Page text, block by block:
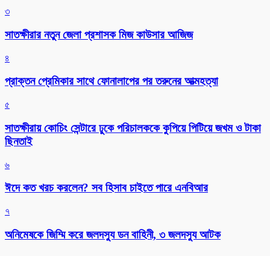
৩
সাতক্ষীরার নতুন জেলা প্রশাসক মিজ কাউসার আজিজ
৪
প্রাক্তন প্রেমিকার সাথে ফোনালাপের পর তরুনের আত্মহত্যা
৫
সাতক্ষীরায় কোচিং সেন্টারে ঢুকে পরিচালককে কুপিয়ে পিটিয়ে জখম ও টাকা
ছিনতাই
৬
ঈদে কত খরচ করলেন? সব হিসাব চাইতে পারে এনবিআর
৭
অনিমেষকে জিম্মি করে জলদস্যু ডন বাহিনী, ৩ জলদস্যু আটক